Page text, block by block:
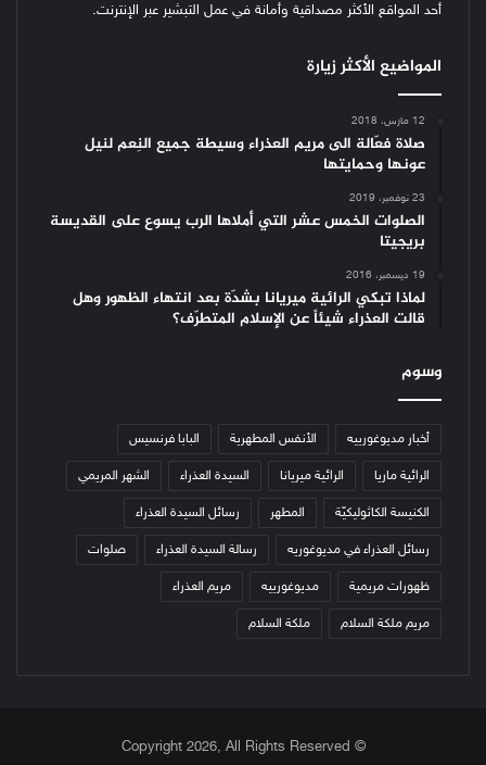
أحد المواقع الأكثر مصداقية وأمانة في عمل التبشير عبر الإنترنت.
المواضيع الأكثر زيارة
12 مارس، 2018
صلاة فعّالة الى مريم العذراء وسيطة جميع النِعم لنيل
عونها وحمايتها
23 نوفمبر، 2019
الصلوات الخمس عشر التي أملاها الرب يسوع على القديسة
بريجيتا
19 ديسمبر، 2016
لماذا تبكي الرائية ميريانا بشدّة بعد انتهاء الظهور وهل
قالت العذراء شيئاً عن الإسلام المتطرّف؟
وسوم
أخبار مديوغورييه الأنفس المطهرية البابا فرنسيس
الرائية ماريا الرائية ميريانا السيدة العذراء الشهر المريمي
الكنيسة الكاثوليكيّة المطهر رسائل السيدة العذراء
رسائل العذراء في مديوغوريه رسالة السيدة العذراء صلوات
ظهورات مريمية مديوغورييه مريم العذراء
مريم ملكة السلام ملكة السلام
© Copyright 2026, All Rights Reserved